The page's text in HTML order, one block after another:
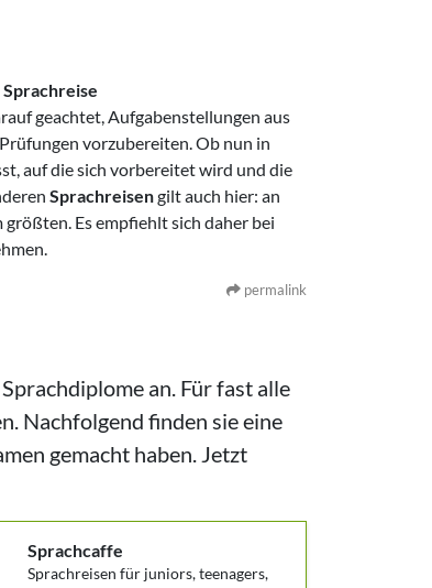
Sprachreise
geachtet, Aufgabenstellungen aus
vorzubereiten. Ob nun in
auf die sich vorbereitet wird und die
Sprachreisengilt auch hier: an
Es empfiehlt sich daher bei
permalink
an. Für fast alle
Nachfolgend finden sie eine
gemacht haben. Jetzt
Sprachcaffe
Sprachreisen für juniors, teenagers,